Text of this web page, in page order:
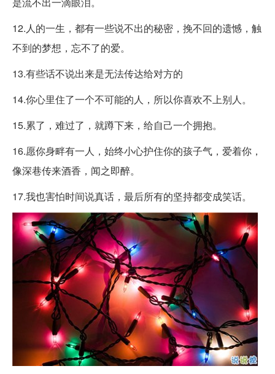
12.人的一生，都有一些说不出的秘密，挽不回的遗憾，触
不到的梦想，忘不了的爱。
13.有些话不说出来是无法传达给对方的
14.你心里住了一个不可能的人，所以你喜欢不上别人。
15.累了，难过了，就蹲下来，给自己一个拥抱。
16.愿你身畔有一人，始终小心护住你的孩子气，爱着你，
像深巷传来酒香，闻之即醉。
17.我也害怕时间说真话，最后所有的坚持都变成笑话。